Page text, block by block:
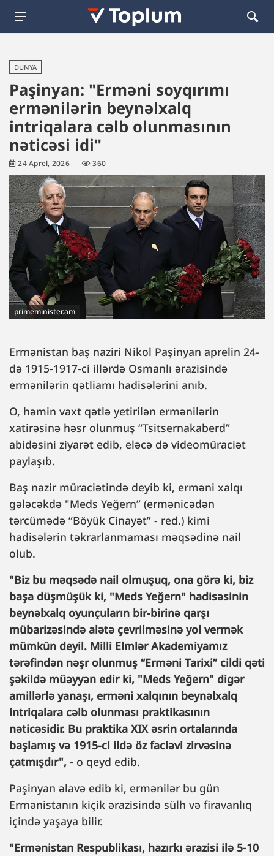
DÜNYA
Paşinyan: "Erməni soyqırımı
ermənilərin beynəlxalq
intriqalara cəlb olunmasının
nəticəsi idi"
24 Aprel, 2026 360
primeminister.am
Ermənistan baş naziri Nikol Paşinyan aprelin 24-
də 1915-1917-ci illərdə Osmanlı ərazisində
ermənilərin qətliamı hadisələrini anıb.
O, həmin vaxt qətlə yetirilən ermənilərin
xatirəsinə həsr olunmuş “Tsitsernakaberd”
abidəsini ziyarət edib, eləcə də videomüraciət
paylaşıb.
Baş nazir müraciətində deyib ki, erməni xalqı
gələcəkdə "Meds Yeğern” (ermənicədən
tərcümədə “Böyük Cinayət” - red.) kimi
hadisələrin təkrarlanmaması məqsədinə nail
olub.
"Biz bu məqsədə nail olmuşuq, ona görə ki, biz
başa düşmüşük ki, "Meds Yeğern" hadisəsinin
beynəlxalq oyunçuların bir-birinə qarşı
mübarizəsində alətə çevrilməsinə yol vermək
mümkün deyil. Milli Elmlər Akademiyamız
tərəfindən nəşr olunmuş “Erməni Tarixi” cildi qəti
şəkildə müəyyən edir ki, "Meds Yeğern" digər
amillərlə yanaşı, erməni xalqının beynəlxalq
intriqalara cəlb olunması praktikasının
nəticəsidir. Bu praktika XIX əsrin ortalarında
başlamış və 1915-ci ildə öz faciəvi zirvəsinə
çatmışdır", - o qeyd edib.
Paşinyan əlavə edib ki, ermənilər bu gün
Ermənistanın kiçik ərazisində sülh və firavanlıq
içində yaşaya bilir.
"Ermənistan Respublikası, hazırkı ərazisi ilə 5-10